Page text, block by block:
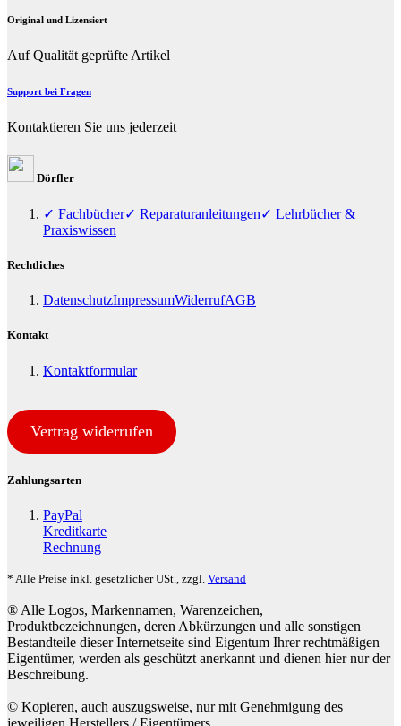
Original und Lizensiert
Auf Qualität geprüfte Artikel
Support bei Fragen
Kontaktieren Sie uns jederzeit
Dörfler
✓ Fachbücher✓ Reparaturanleitungen✓ Lehrbücher &
Praxiswissen
Rechtliches
DatenschutzImpressumWiderrufAGB
Kontakt
Kontaktformular
Vertrag widerrufen
Zahlungsarten
PayPal
Kreditkarte
Rechnung
* Alle Preise inkl. gesetzlicher USt., zzgl. Versand
® Alle Logos, Markennamen, Warenzeichen,
Produktbezeichnungen, deren Abkürzungen und alle sonstigen
Bestandteile dieser Internetseite sind Eigentum Ihrer rechtmäßigen
Eigentümer, werden als geschützt anerkannt und dienen hier nur der
Beschreibung.
© Kopieren, auch auszugsweise, nur mit Genehmigung des
jeweiligen Herstellers / Eigentümers.